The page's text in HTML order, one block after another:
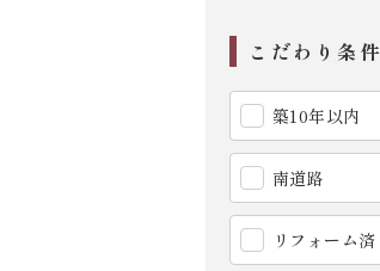
こだわり条件
築10年以内
南道路
リフォーム済